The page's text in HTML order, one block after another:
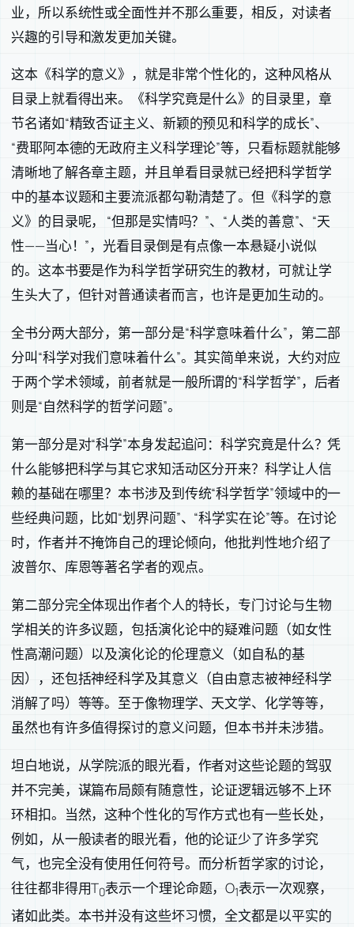
业，所以系统性或全面性并不那么重要，相反，对读者
兴趣的引导和激发更加关键。
这本《科学的意义》，就是非常个性化的，这种风格从
目录上就看得出来。《科学究竟是什么》的目录里，章
节名诸如“精致否证主义、新颖的预见和科学的成长”、
“费耶阿本德的无政府主义科学理论”等，只看标题就能够
清晰地了解各章主题，并且单看目录就已经把科学哲学
中的基本议题和主要流派都勾勒清楚了。但《科学的意
义》的目录呢， “但那是实情吗？”、“人类的善意”、“天
性——当心！”，光看目录倒是有点像一本悬疑小说似
的。这本书要是作为科学哲学研究生的教材，可就让学
生头大了，但针对普通读者而言，也许是更加生动的。
全书分两大部分，第一部分是“科学意味着什么”，第二部
分叫“科学对我们意味着什么”。其实简单来说，大约对应
于两个学术领域，前者就是一般所谓的“科学哲学”，后者
则是“自然科学的哲学问题”。
第一部分是对“科学”本身发起追问：科学究竟是什么？凭
什么能够把科学与其它求知活动区分开来？科学让人信
赖的基础在哪里？本书涉及到传统“科学哲学”领域中的一
些经典问题，比如“划界问题”、“科学实在论”等。在讨论
时，作者并不掩饰自己的理论倾向，他批判性地介绍了
波普尔、库恩等著名学者的观点。
第二部分完全体现出作者个人的特长，专门讨论与生物
学相关的许多议题，包括演化论中的疑难问题（如女性
性高潮问题）以及演化论的伦理意义（如自私的基
因），还包括神经科学及其意义（自由意志被神经科学
消解了吗）等等。至于像物理学、天文学、化学等等，
虽然也有许多值得探讨的意义问题，但本书并未涉猎。
坦白地说，从学院派的眼光看，作者对这些论题的驾驭
并不完美，谋篇布局颇有随意性，论证逻辑远够不上环
环相扣。当然，这种个性化的写作方式也有一些长处，
例如，从一般读者的眼光看，他的论证少了许多学究
气，也完全没有使用任何符号。而分析哲学家的讨论，
往往都非得用T0表示一个理论命题，O1表示一次观察，
诸如此类。本书并没有这些坏习惯，全文都是以平实的